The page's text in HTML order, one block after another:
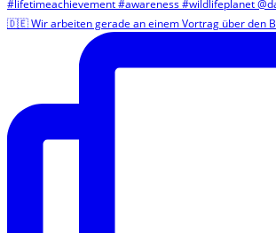
🇩🇪 Wir arbeiten gerade an einem Vortrag über den B